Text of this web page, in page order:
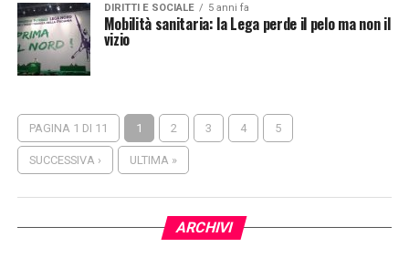
DIRITTI E SOCIALE 5 anni fa
Mobilità sanitaria: la Lega perde il pelo ma non il
vizio
PAGINA 1 DI 11 1 2 3 4 5
SUCCESSIVA › ULTIMA »
ARCHIVI